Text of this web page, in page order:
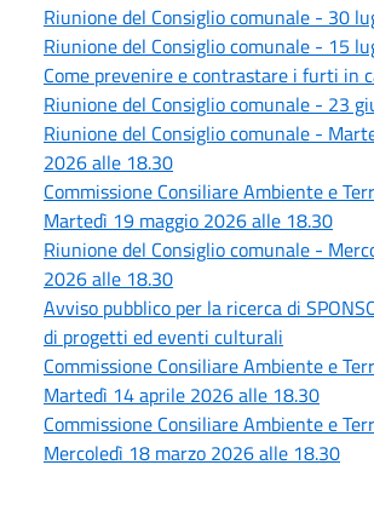
Riunione del Consiglio comunale - 30
Riunione del Consiglio comunale - 15
Come prevenire e contrastare i furti in
Riunione del Consiglio comunale - 23
Riunione del Consiglio comunale -
2026 alle 18.30
Commissione Consiliare Ambiente e
Martedì 19 maggio 2026 alle 18.30
Riunione del Consiglio comunale -
2026 alle 18.30
Avviso pubblico per la ricerca di
di progetti ed eventi culturali
Commissione Consiliare Ambiente e
Martedì 14 aprile 2026 alle 18.30
Commissione Consiliare Ambiente e
Mercoledì 18 marzo 2026 alle 18.30